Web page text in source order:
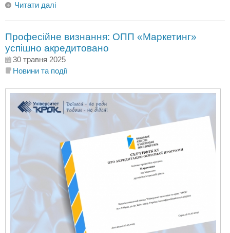
Читати далі
Професійне визнання: ОПП «Маркетинг»
успішно акредитовано
30 травня 2025
Новини та події